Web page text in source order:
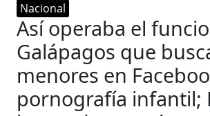
Nacional
Así operaba el
Galápagos que
menores en
pornografía infantil;